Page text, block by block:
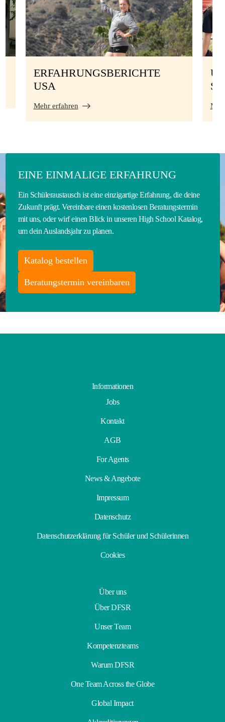
ERFAHRUNGSBERICHTE
USA
Mehr erfahren
EINE EINMALIGE ERFAHRUNG
Ein Schüleraustausch ist eine einzigartige Erfahrung, die deine
Zukunft prägt. Vereinbare einen kostenlosen Beratungstermin
mit uns, oder wirf einen Blick in unseren High School Katalog,
um dein Auslandsjahr zu planen.
Katalog bestellen
Beratungstermin vereinbaren
Informationen
Jobs
Kontakt
AGB
For Agents
News & Angebote
Impressum
Datenschutz
Datenschutzerklärung für Schüler und Schülerinnen
Cookies
Über uns
Über DFSR
Unser Team
Kompetenzteams
Warum DFSR
One Team Across the Globe
Global Impact